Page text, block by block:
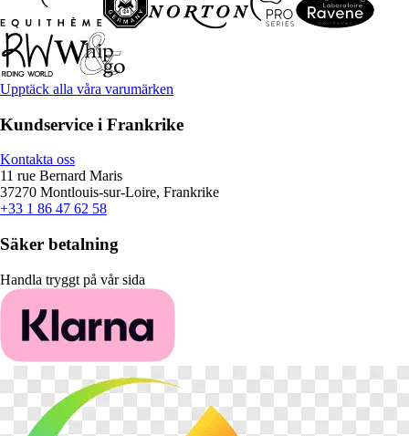
Upptäck alla våra varumärken
Kundservice i Frankrike
Kontakta oss
11 rue Bernard Maris
37270 Montlouis-sur-Loire, Frankrike
+33 1 86 47 62 58
Säker betalning
Handla tryggt på vår sida